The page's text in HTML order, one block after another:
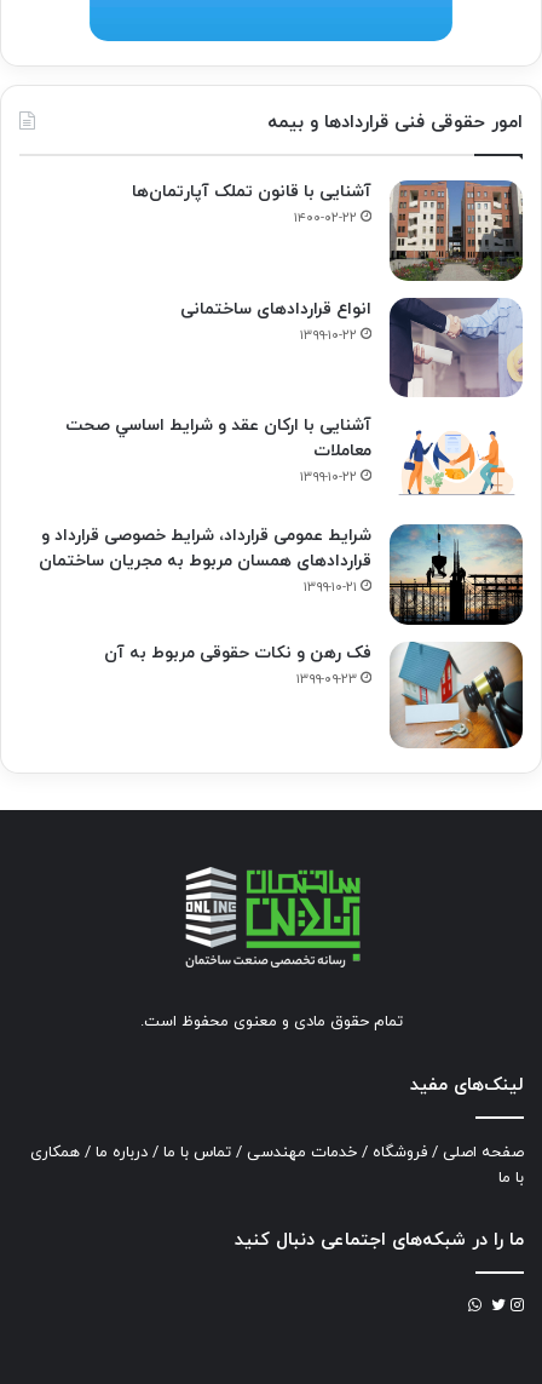
امور حقوقی فنی قراردادها و بیمه
آشنایی با قانون تملک آپارتمان‌ها
۱۴۰۰-۰۲-۲۲
انواع قراردادهای ساختمانی
۱۳۹۹-۱۰-۲۲
آشنایی با ارکان عقد و شرايط اساسي صحت
معاملات
۱۳۹۹-۱۰-۲۲
شرایط عمومی قرارداد، شرایط خصوصی قرارداد و
قراردادهای همسان مربوط به مجریان ساختمان
۱۳۹۹-۱۰-۲۱
فک‌ رهن و نکات حقوقی مربوط به آن
۱۳۹۹-۰۹-۲۳
تمام حقوق مادی و معنوی محفوظ است.
لینک‌های مفید
صفحه اصلی / فروشگاه / خدمات مهندسی / تماس با ما / درباره ما / همکاری
با ما
ما را در شبکه‌های اجتماعی دنبال کنید